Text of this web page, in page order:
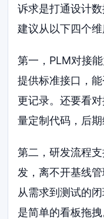
诉求是打通设计
建议从以下四个维
第一，PLM对接
提供标准接口，
更记录。还要看
量定制代码，后期
第二，研发流程
发，离不开基线
从需求到测试的
是简单的看板拖拽